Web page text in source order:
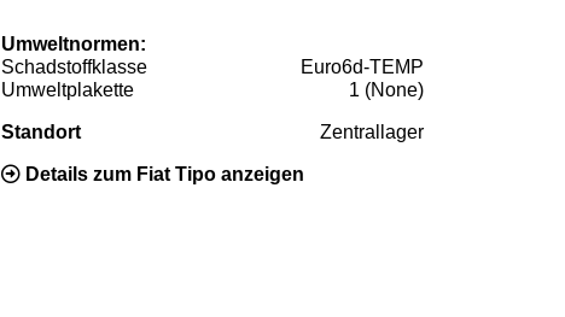
Umweltnormen:
Schadstoffklasse
Euro6d-TEMP
Umweltplakette
1 (None)
Standort Zentrallager
Details zum Fiat Tipo anzeigen